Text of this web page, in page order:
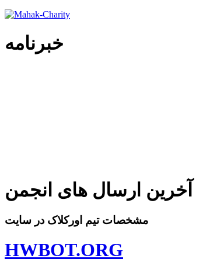
خبرنامه
آخرین ارسال های انجمن
مشخصات تیم اورکلاک در سایت
HWBOT.ORG